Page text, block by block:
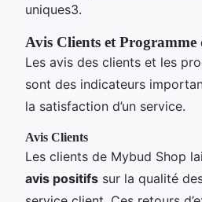
uniques3.
Avis Clients et Programme
Les avis des clients et les
sont des indicateurs
la satisfaction d’un service.
Avis Clients
Les clients de Mybud Shop
avis positifs sur la qualité